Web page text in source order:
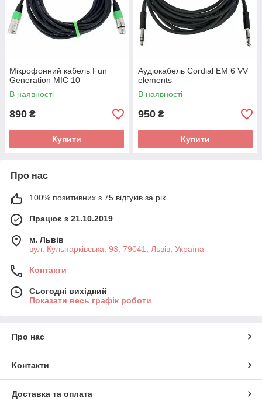
Мікрофонний кабель Fun
Generation MIC 10
В наявності
890 ₴
Купити
Аудіокабель Cordial EM 6 VV
elements
В наявності
950 ₴
Купити
Про нас
100% позитивних з 75 відгуків за рік
Працює з 21.10.2019
м. Львів
вул. Кульпарківська, 93, 79041, Львів, Україна
Контакти
Сьогодні вихідний
Показати весь графік роботи
Про нас
Контакти
Доставка та оплата